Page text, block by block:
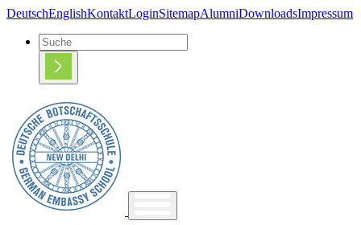
DeutschEnglishKontaktLoginSitemapAlumniDownloadsImpressum